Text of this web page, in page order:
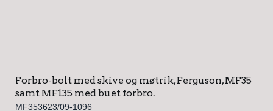
Forbro-bolt med skive og møtrik, Ferguson, MF35
samt MF135 med buet forbro.
MF353623/09-1096